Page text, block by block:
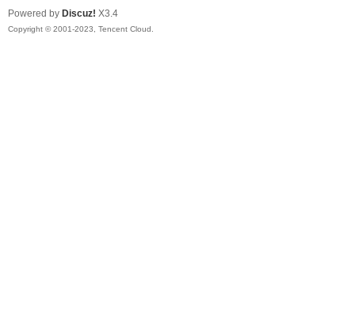
Powered by Discuz! X3.4
Copyright © 2001-2023, Tencent Cloud.